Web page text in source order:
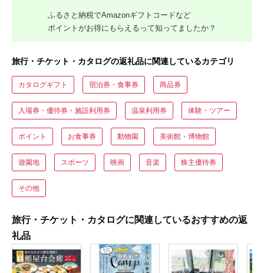
ふるさと納税でAmazonギフトコードなど
ポイントがお得にもらえるって知ってましたか？
旅行・チケット・カタログの返礼品に関連しているカテゴリ
カタログギフト 宿泊券・食事券 商品券
入場券・優待券・施設利用券 温泉利用券 体験・ツアー
ポイント お食事券 動物園 美術館・博物館
遊園地 スポーツ 映画 音楽 株主優待券
その他
旅行・チケット・カタログに関連しているおすすめの返
礼品